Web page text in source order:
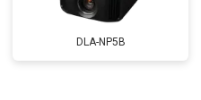
DLA-NP5B